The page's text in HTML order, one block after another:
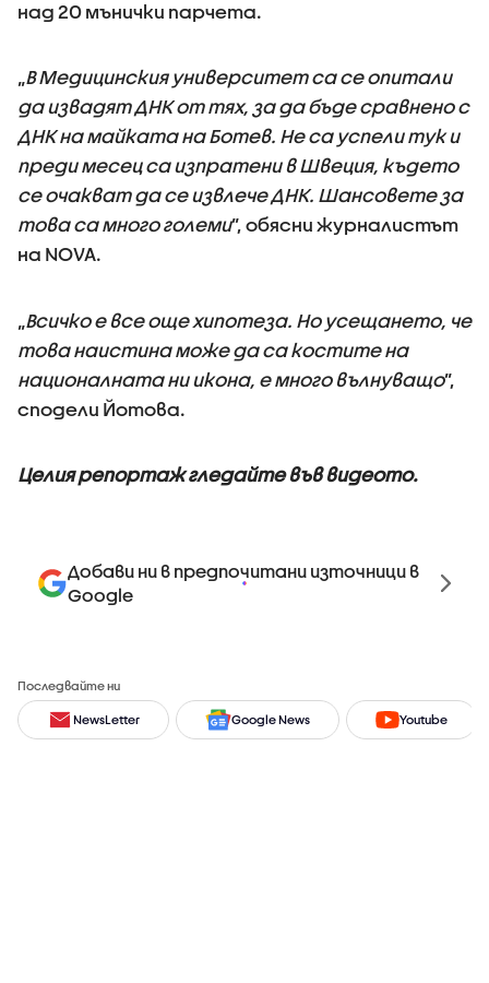
над 20 мънички парчета.
„В Медицинския университет са се опитали
да извадят ДНК от тях, за да бъде сравнено с
ДНК на майката на Ботев. Не са успели тук и
преди месец са изпратени в Швеция, където
се очакват да се извлече ДНК. Шансовете за
това са много големи”, обясни журналистът
на NOVA.
„Всичко е все още хипотеза. Но усещането, че
това наистина може да са костите на
националната ни икона, е много вълнуващо”,
сподели Йотова.
Целия репортаж гледайте във видеото.
Добави ни в предпочитани източници в
Google
Последвайте ни
NewsLetter Google News Youtube